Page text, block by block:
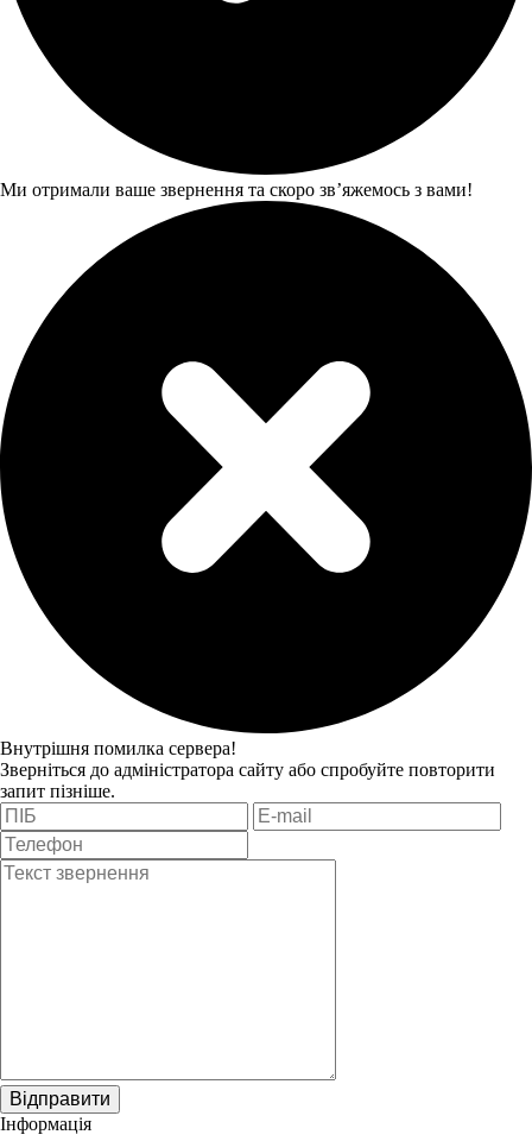
Ми отримали ваше звернення та скоро звʼяжемось з вами!
Внутрішня помилка сервера!
Зверніться до адміністратора сайту або спробуйте повторити
запит пізніше.
Відправити
Інформація